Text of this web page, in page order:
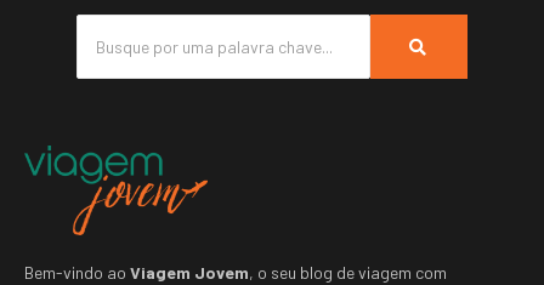
Bem-vindo ao Viagem Jovem, o seu blog de viagem com